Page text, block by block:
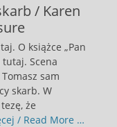
/ Karen
O książce „Pan
Scena
sam
skarb. W
że
/ Read More …